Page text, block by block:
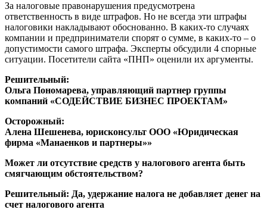
За налоговые правонарушения предусмотрена
ответственность в виде штрафов. Но не всегда эти штрафы
налоговики накладывают обоснованно. В каких-то случаях
компании и предприниматели спорят о сумме, в каких-то – о
допустимости самого штрафа. Эксперты обсудили 4 спорные
ситуации. Посетители сайта «ПНП» оценили их аргументы.
Решительный:
Ольга Пономарева, управляющий партнер группы
компаний «СОДЕЙСТВИЕ БИЗНЕС ПРОЕКТАМ»
Осторожный:
Алена Шешенева, юрисконсульт ООО «Юридическая
фирма «Манаенков и партнеры»»
Может ли отсутствие средств у налогового агента быть
смягчающим обстоятельством?
Решительный: Да, удержание налога не добавляет денег на
счет налогового агента